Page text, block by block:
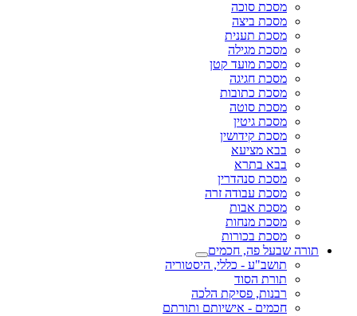
מסכת סוכה
מסכת ביצה
מסכת תענית
מסכת מגילה
מסכת מועד קטן
מסכת חגיגה
מסכת כתובות
מסכת סוטה
מסכת גיטין
מסכת קידושין
בבא מציעא
בבא בתרא
מסכת סנהדרין
מסכת עבודה זרה
מסכת אבות
מסכת מנחות
מסכת בכורות
תורה שבעל פה, חכמים
תושב"ע - כללי, היסטוריה
תורת הסוד
רבנות, פסיקת הלכה
חכמים - אישיותם ותורתם